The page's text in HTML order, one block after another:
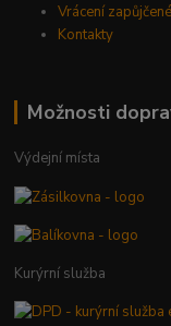
Vrácení
Kontakty
Možnosti
Výdejní místa
Kurýrní služba